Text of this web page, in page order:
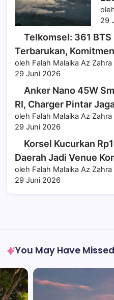
29
Telkomsel: 361 BTS
Terbarukan,
oleh Falah Malaika Az Zahra
29 Juni 2026
Anker Nano 45W
RI, Charger Pintar
oleh Falah Malaika Az Zahra
29 Juni 2026
Korsel Kucurkan
Daerah Jadi Venue
oleh Falah Malaika Az Zahra
29 Juni 2026
You May Have Missed